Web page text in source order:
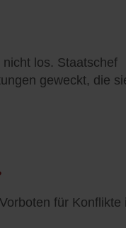
los. Staatschef
geweckt, die
für Konflikte